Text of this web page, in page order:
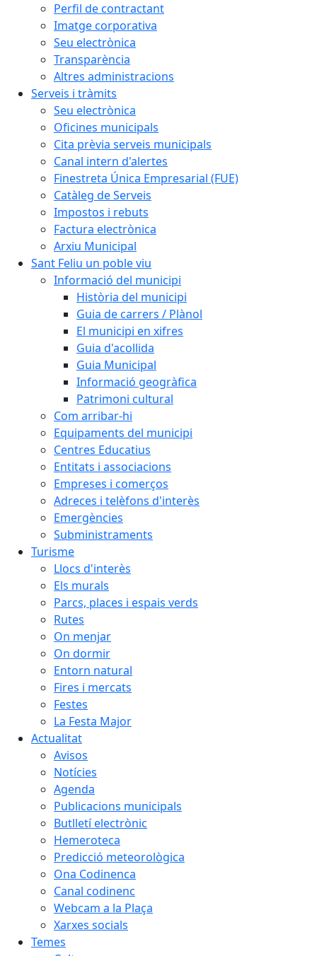
Perfil de contractant
Imatge corporativa
Seu electrònica
Transparència
Altres administracions
Serveis i tràmits
Seu electrònica
Oficines municipals
Cita prèvia serveis municipals
Canal intern d'alertes
Finestreta Única Empresarial (FUE)
Catàleg de Serveis
Impostos i rebuts
Factura electrònica
Arxiu Municipal
Sant Feliu un poble viu
Informació del municipi
Història del municipi
Guia de carrers / Plànol
El municipi en xifres
Guia d'acollida
Guia Municipal
Informació geogràfica
Patrimoni cultural
Com arribar-hi
Equipaments del municipi
Centres Educatius
Entitats i associacions
Empreses i comerços
Adreces i telèfons d'interès
Emergències
Subministraments
Turisme
Llocs d'interès
Els murals
Parcs, places i espais verds
Rutes
On menjar
On dormir
Entorn natural
Fires i mercats
Festes
La Festa Major
Actualitat
Avisos
Notícies
Agenda
Publicacions municipals
Butlletí electrònic
Hemeroteca
Predicció meteorològica
Ona Codinenca
Canal codinenc
Webcam a la Plaça
Xarxes socials
Temes